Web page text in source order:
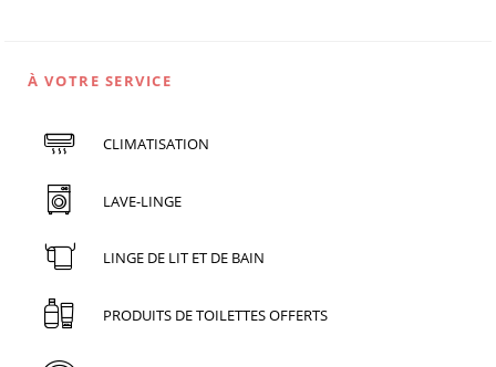
À VOTRE SERVICE
CLIMATISATION
LAVE-LINGE
LINGE DE LIT ET DE BAIN
PRODUITS DE TOILETTES OFFERTS